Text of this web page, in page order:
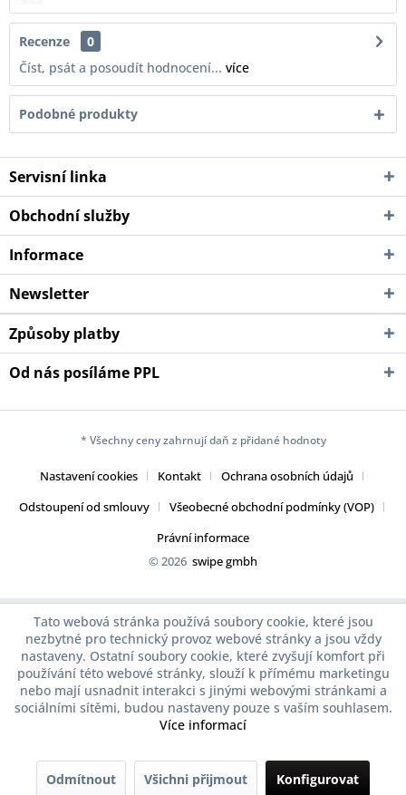
Recenze
0
Číst, psát a posoudít hodnocení... více
Podobné produkty
Servisní linka
Obchodní služby
Informace
Newsletter
Způsoby platby
Od nás posíláme PPL
* Všechny ceny zahrnují daň z přidané hodnoty
Nastavení cookies Kontakt
Ochrana osobních údajů
Odstoupení od smlouvy
Všeobecné obchodní podmínky (VOP)
Právní informace
© 2026 swipe gmbh
Tato webová stránka používá soubory cookie, které jsou
nezbytné pro technický provoz webové stránky a jsou vždy
nastaveny. Ostatní soubory cookie, které zvyšují komfort při
používání této webové stránky, slouží k přímému marketingu
nebo mají usnadnit interakci s jinými webovými stránkami a
sociálními sítěmi, budou nastaveny pouze s vaším souhlasem.
Více informací
Odmítnout Všichni přijmout Konfigurovat